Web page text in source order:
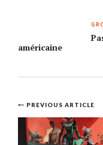
américaine
Post
PREVIOUS ARTICLE